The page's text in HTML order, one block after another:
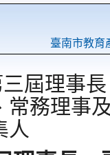
臺南市教育
屆理事
常務理事
人